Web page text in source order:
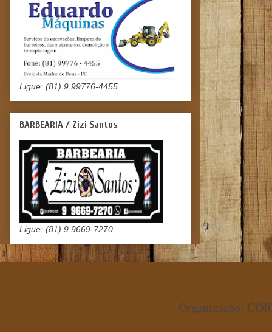
Ligue: (81) 9.99776-4455
BARBEARIA / Zizi Santos
Ligue: (81) 9.9669-7270
Organização: